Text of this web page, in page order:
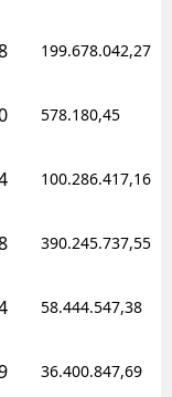
199.678.042,27
578.180,45
100.286.417,16
390.245.737,55
58.444.547,38
36.400.847,69